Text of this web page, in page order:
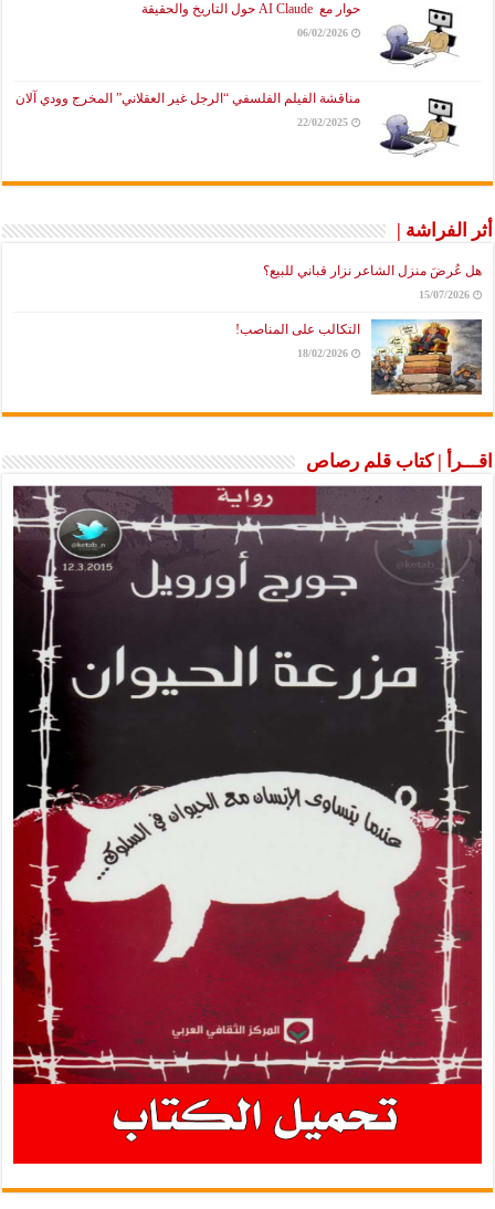
حوار مع AI Claude حول التاريخ والحقيقة
06/02/2026
مناقشة الفيلم الفلسفي “الرجل غير العقلاني” المخرج وودي آلان
22/02/2025
أثر الفراشة |
هل عُرضَ منزل الشاعر نزار قباني للبيع؟
15/07/2026
التكالب على المناصب!
18/02/2026
اقـــرأ | كتاب قلم رصاص